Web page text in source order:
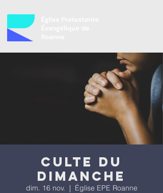
Culte du
dimanche
dim. 16 nov.
  |
Église EPE Roanne